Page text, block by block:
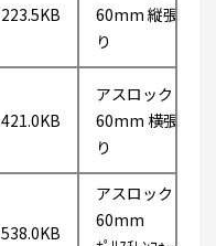
223.5KB
60mm 縦張
り
421.0KB
アスロック
60mm 横張
り
538.0KB
アスロック
60mm